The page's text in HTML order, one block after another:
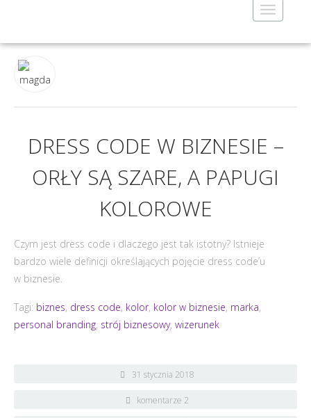
Toggle
DRESS CODE W BIZNESIE –
ORŁY SĄ SZARE, A PAPUGI
KOLOROWE
Czym jest dress code i dlaczego jest tak istotny? Istnieje
bardzo wiele definicji określających pojęcie dress code’u
w biznesie.
Tagi: biznes, dress code, kolor, kolor w biznesie, marka,
personal branding, strój biznesowy, wizerunek
31 stycznia 2018
komentarze 2